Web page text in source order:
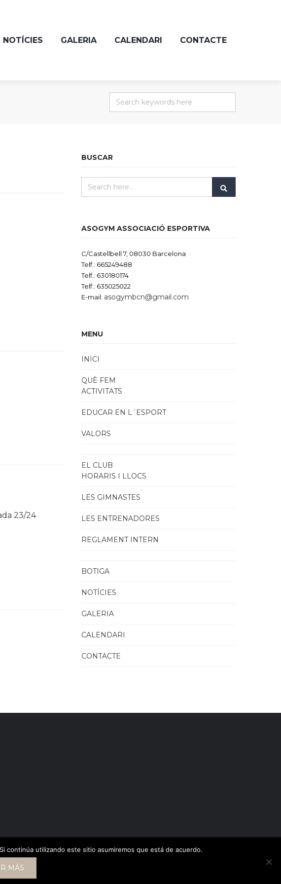
NOTÍCIES GALERIA CALENDARI CONTACTE
23/24
BUSCAR
ASOGYM ASSOCIACIÓ ESPORTIVA
C/Castellbell 7, 08030 Barcelona
Telf.: 665249488
Telf.: 630180174
Telf.: 635025022
E-mail: asogymbcn@gmail.com
MENU
INICI
QUÈ FEM
ACTIVITATS
EDUCAR EN L´ESPORT
VALORS
EL CLUB
HORARIS I LLOCS
LES GIMNASTES
LES ENTRENADORES
REGLAMENT INTERN
BOTIGA
NOTÍCIES
GALERIA
CALENDARI
CONTACTE
continúa utilizando este sitio asumiremos que está de acuerdo.
MÁS